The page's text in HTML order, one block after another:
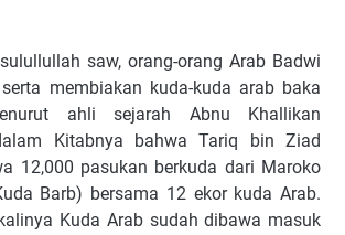
saw, orang-orang Arab Badwi
membiakan kuda-kuda arab baka
ahli sejarah Abnu Khallikan
Kitabnya bahwa Tariq bin Ziad
12,000 pasukan berkuda dari Maroko
Barb) bersama 12 ekor kuda Arab.
Kuda Arab sudah dibawa masuk